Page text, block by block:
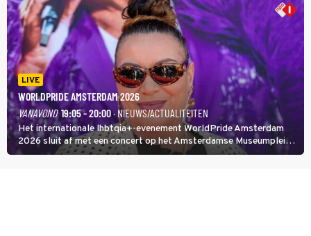
LIVE
WORLDPRIDE AMSTERDAM 2026
VANAVOND 19:05 - 20:00· NIEUWS/ACTUALITEITEN
Het internationale lhbtqia+-evenement WorldPride Amsterdam
2026 sluit af met een concert op het Amsterdamse Museumplein.
Anita Doth is een van de optredende artiesten. In de jaren 90